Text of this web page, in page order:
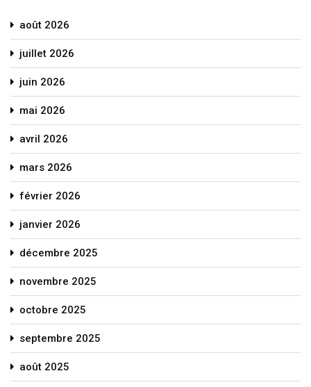
août 2026
juillet 2026
juin 2026
mai 2026
avril 2026
mars 2026
février 2026
janvier 2026
décembre 2025
novembre 2025
octobre 2025
septembre 2025
août 2025